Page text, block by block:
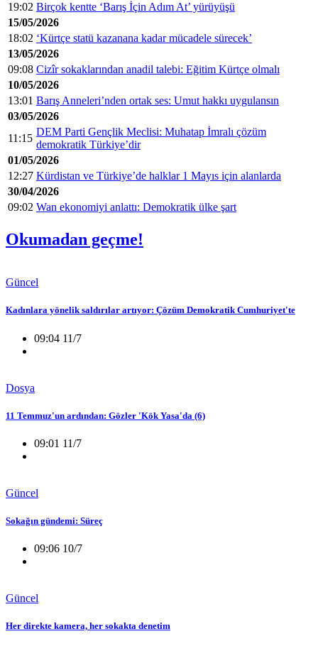
19:02 Birçok kentte ‘Barış İçin Adım At’ yürüyüşü
15/05/2026
18:02 ‘Kürtçe statü kazanana kadar mücadele sürecek’
13/05/2026
09:08 Cizîr sokaklarından anadil talebi: Eğitim Kürtçe olmalı
10/05/2026
13:01 Barış Anneleri’nden ortak ses: Umut hakkı uygulansın
03/05/2026
11:15
DEM Parti Gençlik Meclisi: Muhatap İmralı çözüm
demokratik Türkiye’dir
01/05/2026
12:27 Kürdistan ve Türkiye’de halklar 1 Mayıs için alanlarda
30/04/2026
09:02 Wan ekonomiyi anlattı: Demokratik ülke şart
Okumadan geçme!
Güncel
Kadınlara yönelik saldırılar artıyor: Çözüm Demokratik Cumhuriyet'te
09:04 11/7
Dosya
11 Temmuz'un ardından: Gözler 'Kök Yasa'da (6)
09:01 11/7
Güncel
Sokağın gündemi: Süreç
09:06 10/7
Güncel
Her direkte kamera, her sokakta denetim